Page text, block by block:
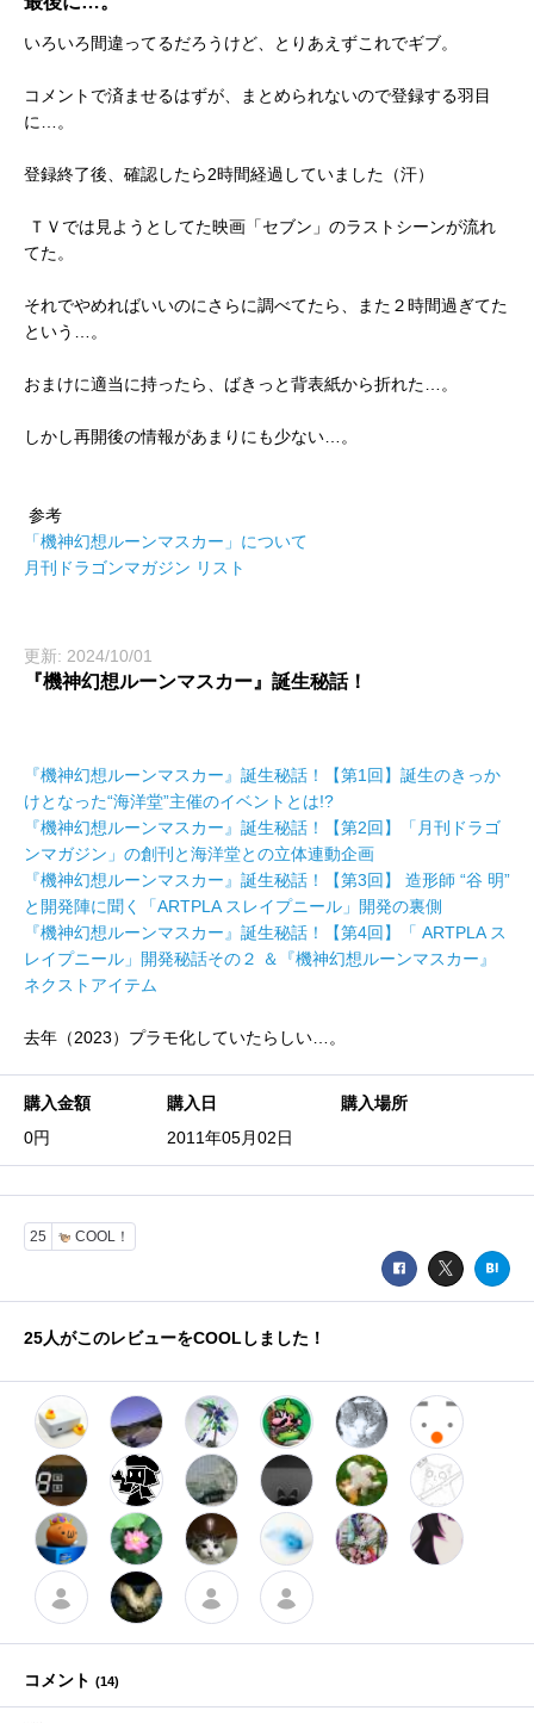
いろいろ間違ってるだろうけど、とりあえずこれでギブ。
コメントで済ませるはずが、まとめられないので登録する羽目
に…。
登録終了後、確認したら2時間経過していました（汗）
ＴＶでは見ようとしてた映画「セブン」のラストシーンが流れ
てた。
それでやめればいいのにさらに調べてたら、また２時間過ぎてた
という…。
おまけに適当に持ったら、ばきっと背表紙から折れた…。
しかし再開後の情報があまりにも少ない…。
参考
「機神幻想ルーンマスカー」について
月刊ドラゴンマガジン リスト
更新: 2024/10/01
『機神幻想ルーンマスカー』誕生秘話！
『機神幻想ルーンマスカー』誕生秘話！【第1回】誕生のきっか
けとなった“海洋堂”主催のイベントとは!?
『機神幻想ルーンマスカー』誕生秘話！【第2回】「月刊ドラゴ
ンマガジン」の創刊と海洋堂との立体連動企画
『機神幻想ルーンマスカー』誕生秘話！【第3回】 造形師 “谷 明”
と開発陣に聞く「ARTPLA スレイプニール」開発の裏側
『機神幻想ルーンマスカー』誕生秘話！【第4回】「 ARTPLA ス
レイプニール」開発秘話その２ ＆『機神幻想ルーンマスカー』
ネクストアイテム
去年（2023）プラモ化していたらしい…。
購入金額
0円
購入日
2011年05月02日
購入場所
25 COOL！
25人がこのレビューをCOOLしました！
コメント (14)